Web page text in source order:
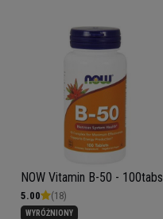
NOW Vitamin B-50 - 100tabs
5.00 (18)
WYRÓŻNIONY